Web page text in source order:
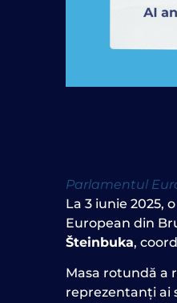
Parlamentul
La 3 iunie 2025,
European din
Šteinbuka,
Masa rotundă a
reprezentanți ai